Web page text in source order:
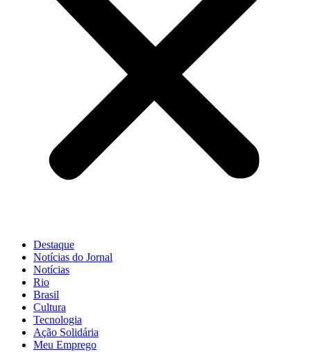
Destaque
Notícias do Jornal
Notícias
Rio
Brasil
Cultura
Tecnologia
Ação Solidária
Meu Emprego